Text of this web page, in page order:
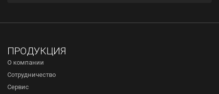
ПРОДУКЦИЯ
О компании
Сотрудничество
Сервис